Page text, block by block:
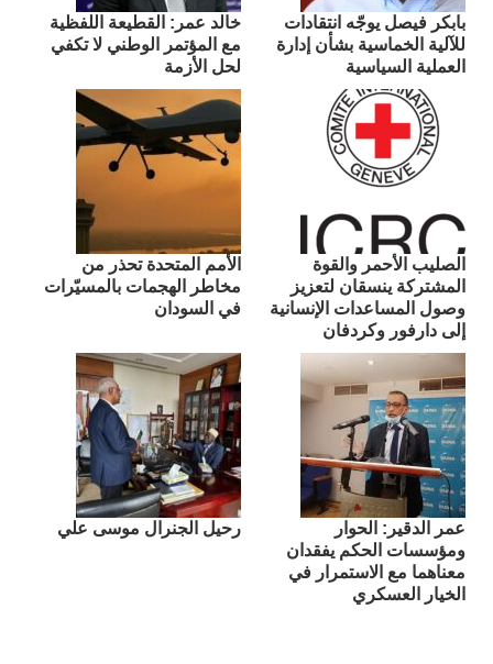
بابكر فيصل يوجّه انتقادات
للآلية الخماسية بشأن إدارة
العملية السياسية
​خالد عمر: القطيعة اللفظية
مع المؤتمر الوطني لا تكفي
لحل الأزمة
الصليب الأحمر والقوة
المشتركة ينسقان لتعزيز
وصول المساعدات الإنسانية
إلى دارفور وكردفان
الأمم المتحدة تحذر من
مخاطر الهجمات بالمسيّرات
في السودان
عمر الدقير: الحوار
ومؤسسات الحكم يفقدان
معناهما مع الاستمرار في
الخيار العسكري
رحيل الجنرال موسى علي